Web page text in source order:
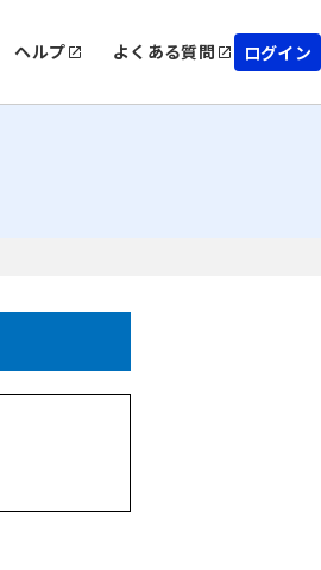
ヘルプ よくある質問 ログイン